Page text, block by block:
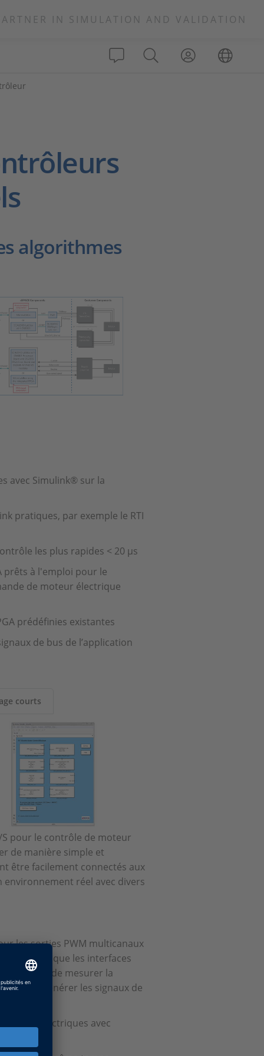
IN SIMULATION AND VALIDATION
algorithmes
avec Simulink® sur la
pratiques, par exemple le RTI
les plus rapides < 20 µs
prêts à l'emploi pour le
de moteur électrique
prédéfinies existantes
de bus de l’application
courts
S pour le contrôle de moteur
de manière simple et
être facilement connectés aux
environnement réel avec divers
les sorties PWM multicanaux
Hall ainsi que les interfaces
permet de mesurer la
et de générer les signaux de
électriques avec